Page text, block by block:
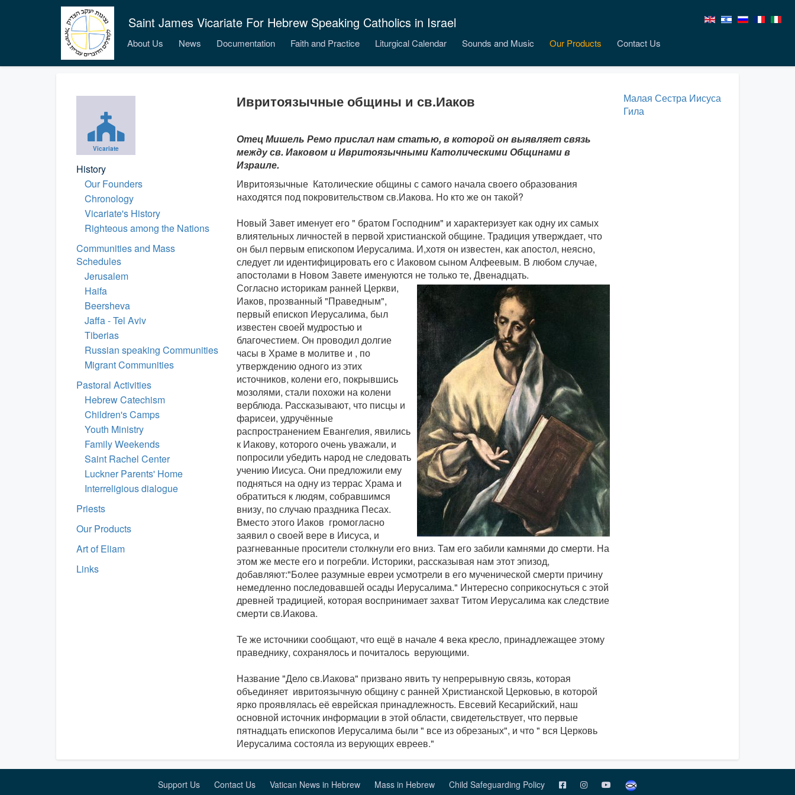
Saint James Vicariate For Hebrew Speaking Catholics in Israel
About Us News Documentation Faith and Practice Liturgical Calendar Sounds and Music Our Products Contact Us
Vicariate
History
Our Founders
Chronology
Vicariate's History
Righteous among the Nations
Communities and Mass
Schedules
Jerusalem
Haifa
Beersheva
Jaffa - Tel Aviv
Tiberias
Russian speaking Communities
Migrant Communities
Pastoral Activities
Hebrew Catechism
Children's Camps
Youth Ministry
Family Weekends
Saint Rachel Center
Luckner Parents' Home
Interreligious dialogue
Priests
Our Products
Art of Eliam
Links
Ивритоязычные общины и св.Иаков
Отец Мишель Ремо прислал нам статью, в которой он выявляет связь
между св. Иаковом и Ивритоязычными Католическими Общинами в
Израиле.
Ивритоязычные Католические общины с самого начала своего образования
находятся под покровительством св.Иакова. Но кто же он такой?
Новый Завет именует его " братом Господним" и характеризует как одну их самых
влиятельных личностей в первой христианской общине. Традиция утверждает, что
он был первым епископом Иерусалима. И,хотя он известен, как апостол, неясно,
следует ли идентифицировать его с Иаковом сыном Алфеевым. В любом случае,
апостолами в Новом Завете именуются не только те, Двенадцать.
Согласно историкам ранней Церкви,
Иаков, прозванный "Праведным",
первый епископ Иерусалима, был
известен своей мудростью и
благочестием. Он проводил долгие
часы в Храме в молитве и , по
утверждению одного из этих
источников, колени его, покрывшись
мозолями, стали похожи на колени
верблюда. Рассказывают, что писцы и
фарисеи, удручённые
распространением Евангелия, явились
к Иакову, которого очень уважали, и
попросили убедить народ не следовать
учению Иисуса. Они предложили ему
подняться на одну из террас Храма и
обратиться к людям, собравшимся
внизу, по случаю праздника Песах.
Вместо этого Иаков громогласно
заявил о своей вере в Иисуса, и
разгневанные просители столкнули его вниз. Там его забили камнями до смерти. На
этом же месте его и погребли. Историки, рассказывая нам этот эпизод,
добавляют:"Более разумные евреи усмотрели в его мученической смерти причину
немедленно последовавшей осады Иерусалима." Интересно соприкоснуться с этой
древней традицией, которая воспринимает захват Титом Иерусалима как следствие
смерти св.Иакова.
Те же источники сообщают, что ещё в начале 4 века кресло, принадлежащее этому
праведнику, сохранялось и почиталось верующими.
Название "Дело св.Иакова" призвано явить ту непрерывную связь, которая
объединяет ивритоязычную общину с ранней Христианской Церковью, в которой
ярко проявлялась её еврейская принадлежность. Евсевий Кесарийский, наш
основной источник информации в этой области, свидетельствует, что первые
пятнадцать епископов Иерусалима были " все из обрезаных", и что " вся Церковь
Иерусалима состояла из верующих евреев."
Малая Сестра Иисуса
Гила
Support Us Contact Us Vatican News in Hebrew Mass in Hebrew Child Safeguarding Policy